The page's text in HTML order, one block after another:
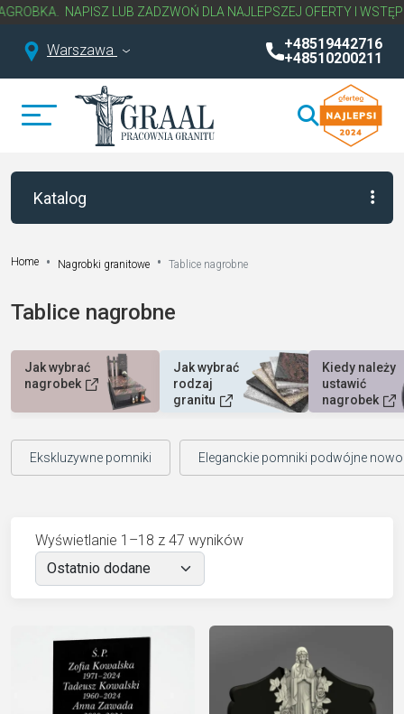
NAPISZ LUB ZADZWOŃ DLA NAJLEPSZEJ OFERTY I WSTĘPNEJ
Warszawa
+48519442716
+48510200211
Katalog
Home Nagrobki granitowe Tablice nagrobne
Tablice nagrobne
Jak wybrać
nagrobek
Jak wybrać
rodzaj
granitu
Kiedy należy
ustawić
nagrobek
Ekskluzywne pomniki Eleganckie pomniki podwójne
Wyświetlanie 1–18 z 47 wyników